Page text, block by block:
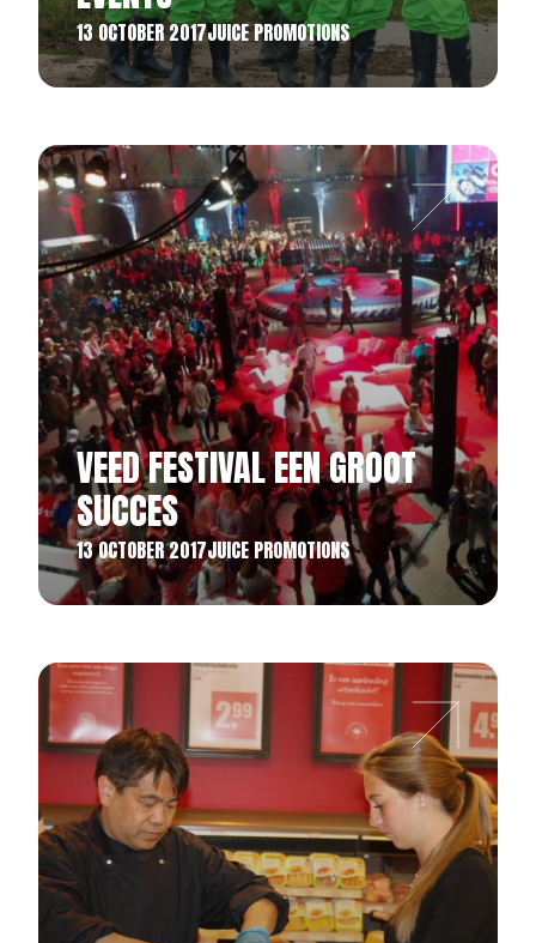
13 OCTOBER 2017JUICE PROMOTIONS
VEED FESTIVAL EEN GROOT
SUCCES
13 OCTOBER 2017JUICE PROMOTIONS